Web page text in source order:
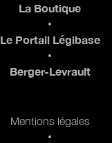
La Boutique
Le Portail Légibase
Berger-Levrault
Mentions légales